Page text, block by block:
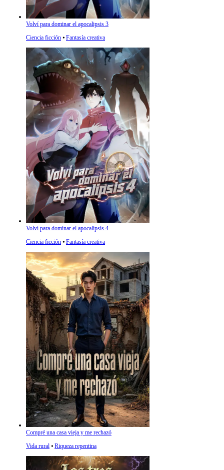
Volví para dominar el apocalipsis 3
Ciencia ficción ⦁ Fantasía creativa
Volví para dominar el apocalipsis 4
Ciencia ficción ⦁ Fantasía creativa
Compré una casa vieja y me rechazó
Vida rural ⦁ Riqueza repentina